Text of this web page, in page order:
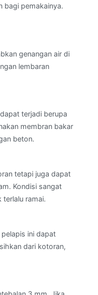
bagi pemakainya.
genangan air di
lembaran
terjadi berupa
membran bakar
beton.
tetapi juga dapat
Kondisi sangat
ramai.
ini dapat
dari kotoran,